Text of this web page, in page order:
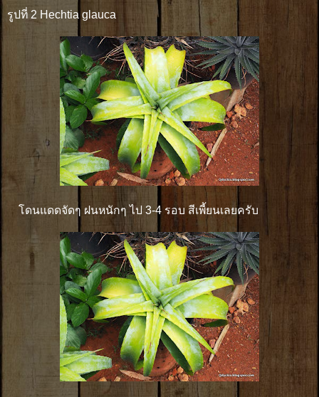
รูปที่ 2 Hechtia glauca
โดนแดดจัดๆ ฝนหนักๆ ไป 3-4 รอบ สีเพี้ยนเลยครับ